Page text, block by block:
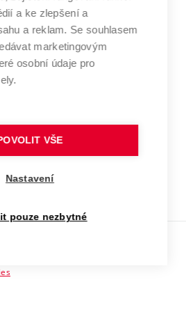
fondů
technické
Brně
V BRNĚ
a ke zlepšení a
a reklam. Se souhlasem
marketingovým
osobní údaje pro
VŠE
Nastavení
pouze nezbytné